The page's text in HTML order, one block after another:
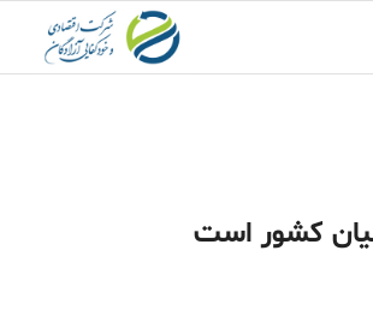
کشور است